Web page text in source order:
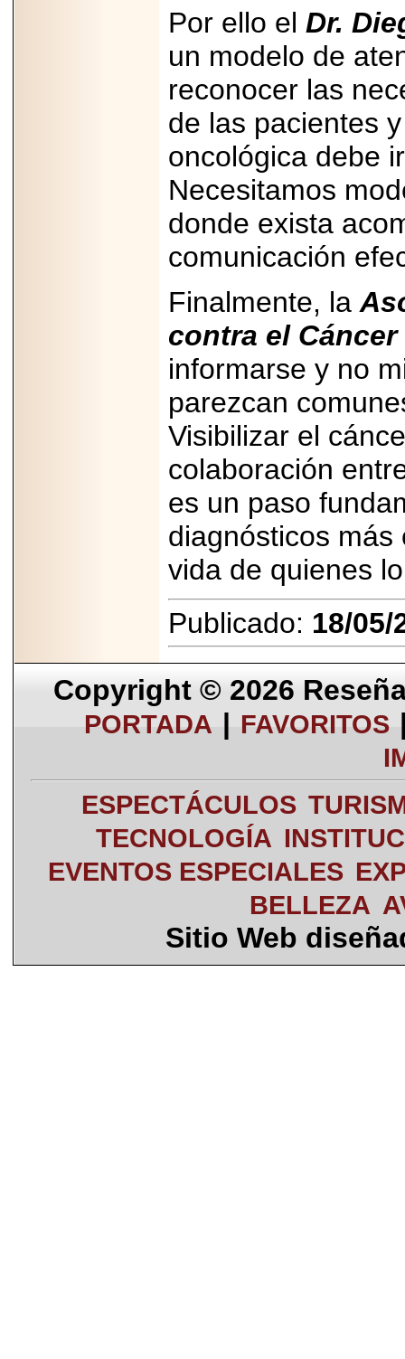
Por ello el Dr.
un modelo de
reconocer las
de las pacientes
oncológica debe
Necesitamos
donde exista
comunicación
Finalmente, la
contra el Cáncer
informarse y no
parezcan
Visibilizar el
colaboración
es un paso
diagnósticos
vida de quienes
Publicado: 18/05/
Copyright © 2026
PORTADA | FAVORITOS
ESPECTÁCULOS
TECNOLOGÍA
EVENTOS ESPECIALES
BELLEZA
Sitio Web